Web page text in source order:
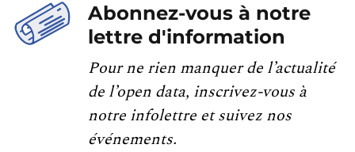
Abonnez-vous à notre
lettre d'information
Pour ne rien manquer de l’actualité
de l’open data, inscrivez-vous à
notre infolettre et suivez nos
événements.